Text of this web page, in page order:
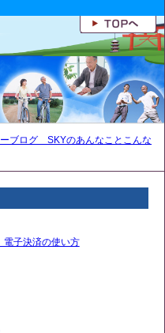
ブログ SKYのあんなことこんな
子決済の使い方